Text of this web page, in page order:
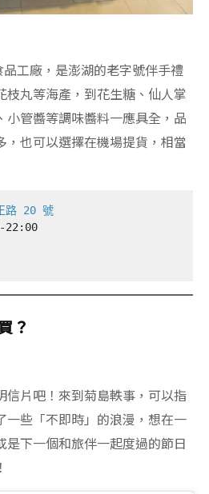
工廠，是澎湖的老字號伴手禮
枝丸等海產，到花生糖、仙人掌
小管醬等調味醬料一應具全，品
，也可以選擇在機場提貨，相當
路 20 號
22:00
？
信片吧！來到菊島軼事，可以指
一些「不即時」的浪漫，想在一
下一個和旅伴一起度過的節日